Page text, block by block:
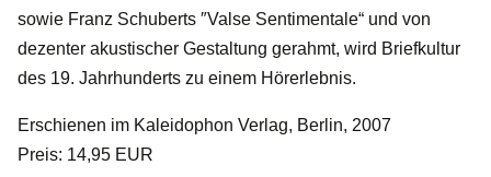
sowie Franz Schuberts ″Valse Sentimentale“ und von
dezenter akustischer Gestaltung gerahmt, wird Briefkultur
des 19. Jahrhunderts zu einem Hörerlebnis.
Erschienen im Kaleidophon Verlag, Berlin, 2007
Preis: 14,95 EUR